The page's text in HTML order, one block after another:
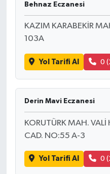
Behnaz Eczanesi
KAZIM KARABEKİR
103A
Yol Tarifi Al 0
Derin Mavi Eczanesi
KORUTÜRK MAH.
CAD. NO:55 A-3
Yol Tarifi Al 0